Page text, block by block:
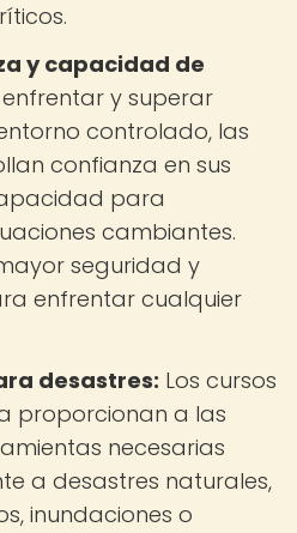
y capacidad de
enfrentar y superar
controlado, las
confianza en sus
para
cambiantes.
seguridad y
enfrentar cualquier
desastres: Los cursos
proporcionan a las
necesarias
a desastres naturales,
inundaciones o